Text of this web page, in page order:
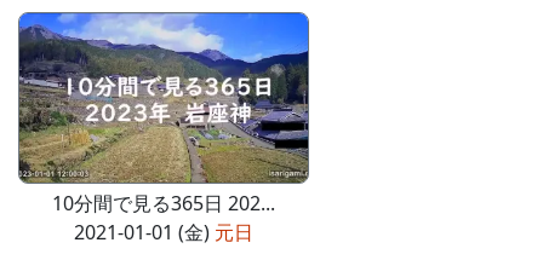
10分間で見る365日 202...
2021-01-01 (金) 元日